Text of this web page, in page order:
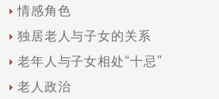
情感角色
独居老人与子女的关系
老年人与子女相处“十忌”
老人政治